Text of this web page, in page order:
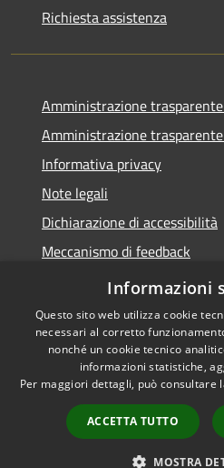
Richiesta assistenza
Amministrazione
Amministrazione
Informativa privacy
Note legali
Dichiarazione di accessibilità
Meccanismo di feedback
Whistleblowing
Accessibilità
Informazioni
Questo sito web utilizza cookie
necessari al corretto
nonché un cookie tecnico
informazioni statistiche,
Per maggiori dettagli, può consultare
ACCETTA TUTTO
MOSTRA